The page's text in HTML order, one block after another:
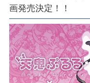
画発売決定！！